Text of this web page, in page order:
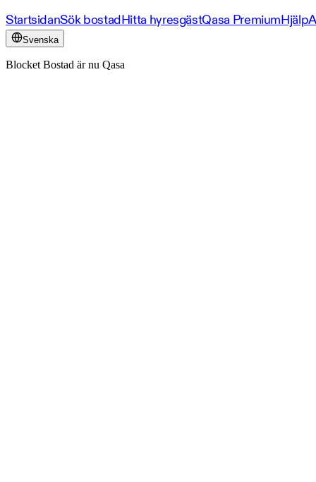
StartsidanSök bostadHitta hyresgästQasa PremiumHjälp
Svenska
Blocket Bostad är nu Qasa